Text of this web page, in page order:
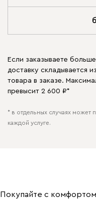
Если заказываете
доставку складывается
товара в заказе.
превысит 2 600 ₽*
* в отдельных случаях может
каждой услуге.
Покупайте с